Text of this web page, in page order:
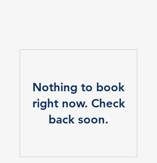
Nothing to book
right now. Check
back soon.